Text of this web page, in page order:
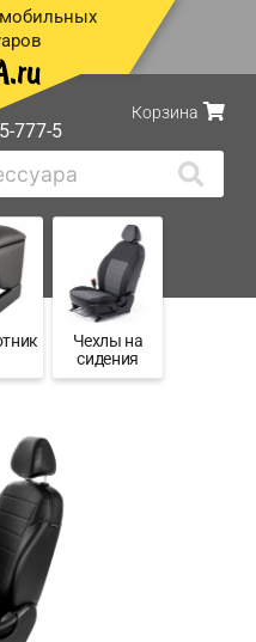
777-5
Корзина
Чехлы на
сидения